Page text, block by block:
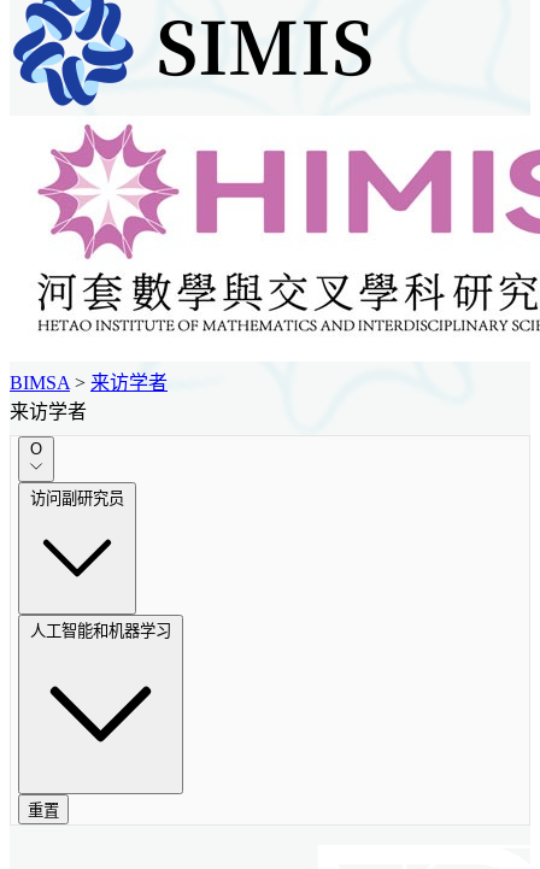
BIMSA > 来访学者
来访学者
O
访问副研究员
人工智能和机器学习
重置